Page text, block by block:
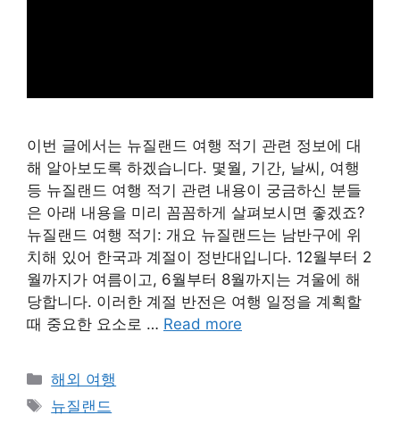
이번 글에서는 뉴질랜드 여행 적기 관련 정보에 대
해 알아보도록 하겠습니다. 몇월, 기간, 날씨, 여행
등 뉴질랜드 여행 적기 관련 내용이 궁금하신 분들
은 아래 내용을 미리 꼼꼼하게 살펴보시면 좋겠죠?
뉴질랜드 여행 적기: 개요 뉴질랜드는 남반구에 위
치해 있어 한국과 계절이 정반대입니다. 12월부터 2
월까지가 여름이고, 6월부터 8월까지는 겨울에 해
당합니다. 이러한 계절 반전은 여행 일정을 계획할
때 중요한 요소로 … Read more
Categories
해외 여행
Tags
뉴질랜드